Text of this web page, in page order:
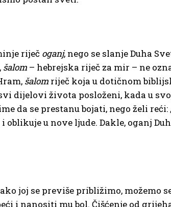
riječ oganj, nego se slanje Duha
šalom – hebrejska riječ za mir – ne
šalom riječ koja u dotičnom
dijelovi života posloženi, kada u
da se prestanu bojati, nego želi
oblikuje u nove ljude. Dakle, oganj
joj se previše približimo, možemo
i nanositi mu bol. Čišćenje od